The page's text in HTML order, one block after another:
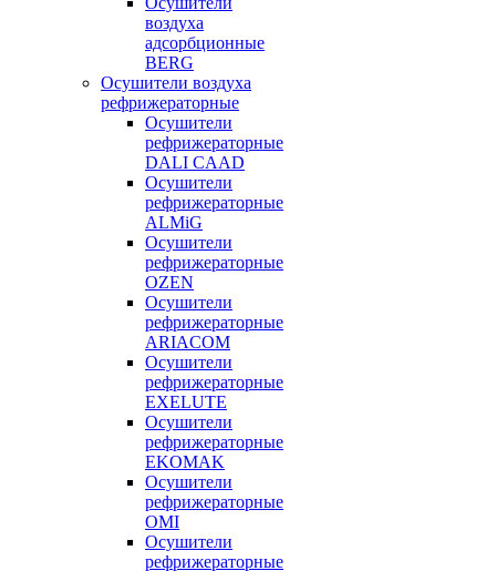
воздуха
адсорбционные
BERG
Осушители воздуха
рефрижераторные
Осушители
рефрижераторные
DALI CAAD
Осушители
рефрижераторные
ALMiG
Осушители
рефрижераторные
OZEN
Осушители
рефрижераторные
ARIACOM
Осушители
рефрижераторные
EXELUTE
Осушители
рефрижераторные
EKOMAK
Осушители
рефрижераторные
OMI
Осушители
рефрижераторные